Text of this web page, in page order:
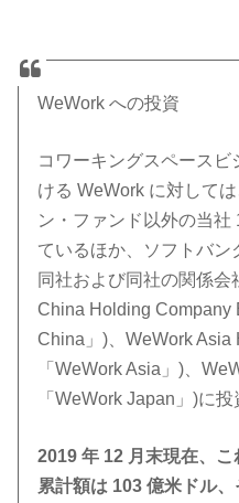
WeWork への投資
コワーキングスペース
ける WeWork に対して
ン・ファンド以外の当社
ているほか、ソフトバ
同社および同社の関係会
China Holding Company
China」)、WeWork
「WeWork Asia」)、
「WeWork Japan」)に
2019 年 12 月末現在、
累計額は 103 億米ドル